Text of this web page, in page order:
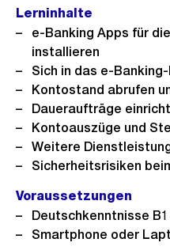
Lerninhalte
e-Banking Apps für
installieren
Sich in das e-
Kontostand abrufen
Daueraufträge
Kontoauszüge und
Weitere
Sicherheitsrisiken
Voraussetzungen
Deutschkenntnisse B1
Smartphone oder